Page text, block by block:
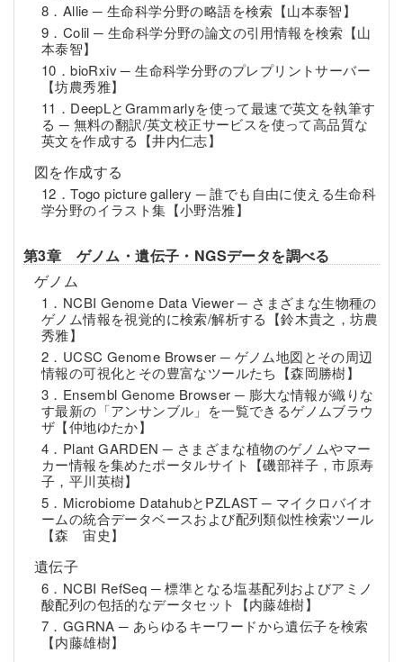
8．Allie ─ 生命科学分野の略語を検索【山本泰智】
9．Colil ─ 生命科学分野の論文の引用情報を検索【山
本泰智】
10．bioRxiv ─ 生命科学分野のプレプリントサーバー
【坊農秀雅】
11．DeepLとGrammarlyを使って最速で英文を執筆す
る ─ 無料の翻訳/英文校正サービスを使って高品質な
英文を作成する【井内仁志】
図を作成する
12．Togo picture gallery ─ 誰でも自由に使える生命科
学分野のイラスト集【小野浩雅】
第3章 ゲノム・遺伝子・NGSデータを調べる
ゲノム
1．NCBI Genome Data Viewer ─ さまざまな生物種の
ゲノム情報を視覚的に検索/解析する【鈴木貴之，坊農
秀雅】
2．UCSC Genome Browser ─ ゲノム地図とその周辺
情報の可視化とその豊富なツールたち【森岡勝樹】
3．Ensembl Genome Browser ─ 膨大な情報が織りな
す最新の「アンサンブル」を一覧できるゲノムブラウ
ザ【仲地ゆたか】
4．Plant GARDEN ─ さまざまな植物のゲノムやマー
カー情報を集めたポータルサイト【磯部祥子，市原寿
子，平川英樹】
5．Microbiome DatahubとPZLAST ─ マイクロバイオ
ームの統合データベースおよび配列類似性検索ツール
【森 宙史】
遺伝子
6．NCBI RefSeq ─ 標準となる塩基配列およびアミノ
酸配列の包括的なデータセット【内藤雄樹】
7．GGRNA ─ あらゆるキーワードから遺伝子を検索
【内藤雄樹】